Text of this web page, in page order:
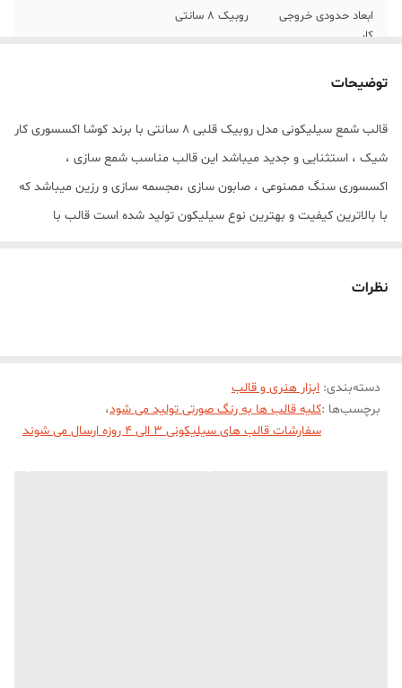
ابعاد حدودی خروجی
کار
روبیک 8 سانتی
توضیحات
قالب شمع سیلیکونی مدل روبیک قلبی 8 سانتی با برند کوشا اکسسوری کار
شیک ، استثنایی و جدید میباشد این قالب مناسب شمع سازی ،
اکسسوری سنگ مصنوعی ، صابون سازی ،مجسمه سازی و رزین میباشد که
با بالاترین کیفیت و بهترین نوع سیلیکون تولید شده است قالب با
نظرات
دسته‌بندی: ابزار هنری و قالب
برچسب‌ها :کلیه قالب ها به رنگ صورتی تولید می شود،
سفارشات قالب های سیلیکونی 3 الی 4 روزه ارسال می شوند